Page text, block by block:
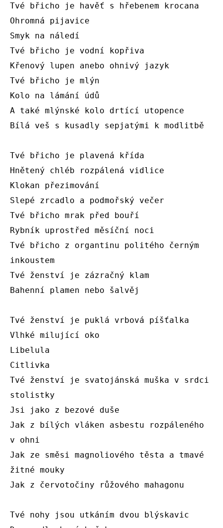
Tvé břicho je havěť s hřebenem krocana
Ohromná pijavice
Smyk na náledí
Tvé břicho je vodní kopřiva
Křenový lupen anebo ohnivý jazyk
Tvé břicho je mlýn
Kolo na lámání údů
A také mlýnské kolo drtící utopence
Bílá veš s kusadly sepjatými k modlitbě
Tvé břicho je plavená křída
Hnětený chléb rozpálená vidlice
Klokan přezimování
Slepé zrcadlo a podmořský večer
Tvé břicho mrak před bouří
Rybník uprostřed měsíční noci
Tvé břicho z organtinu politého černým
inkoustem
Tvé ženství je zázračný klam
Bahenní plamen nebo šalvěj
Tvé ženství je puklá vrbová píšťalka
Vlhké milující oko
Libelula
Citlivka
Tvé ženství je svatojánská muška v srdci
stolistky
Jsi jako z bezové duše
Jak z bílých vláken asbestu rozpáleného
v ohni
Jak ze směsi magnoliového těsta a tmavé
žitné mouky
Jak z červotočiny růžového mahagonu
Tvé nohy jsou utkáním dvou blýskavic